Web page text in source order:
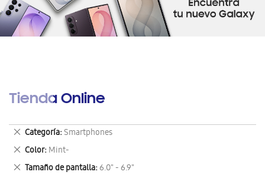
Tienda Online
Categoría Smartphones
Eliminar
este
artículo
Color Mint-
Eliminar
este
Tamaño de pantalla 6.0" - 6.9"
Eliminar